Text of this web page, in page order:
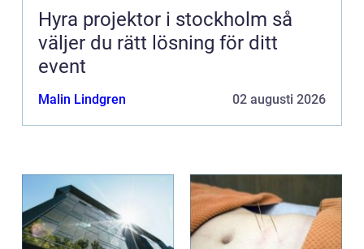
Hyra projektor i stockholm så
väljer du rätt lösning för ditt
event
Malin Lindgren 02 augusti 2026